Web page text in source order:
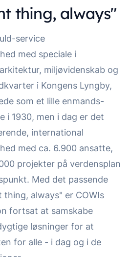
thing, always"
service
med speciale i
miljøvidenskab og
i Kongens Lyngby,
som et lille enmands-
i 1930, men i dag er det
international
med ca. 6.900 ansatte,
projekter på verdensplan
Med det passende
always" er COWIs
fortsat at samskabe
løsninger for at
for alle - i dag og i de